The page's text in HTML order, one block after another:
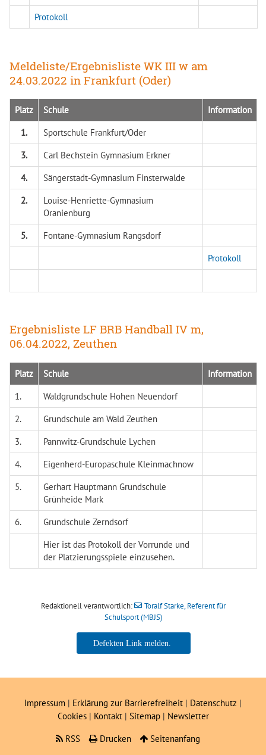
Protokoll
Meldeliste/Ergebnisliste WK III w am
24.03.2022 in Frankfurt (Oder)
Platz Schule
Information
1.
Sportschule Frankfurt/Oder
3.
Carl Bechstein Gymnasium Erkner
4.
Sängerstadt-Gymnasium Finsterwalde
2.
Louise-Henriette-Gymnasium
Oranienburg
5.
Fontane-Gymnasium Rangsdorf
Protokoll
Ergebnisliste LF BRB Handball IV m,
06.04.2022, Zeuthen
Platz Schule
Information
1.
Waldgrundschule Hohen Neuendorf
2.
Grundschule am Wald Zeuthen
3.
Pannwitz-Grundschule Lychen
4.
Eigenherd-Europaschule Kleinmachnow
5.
Gerhart Hauptmann Grundschule
Grünheide Mark
6.
Grundschule Zerndsorf
Hier ist das Protokoll der Vorrunde und
der Platzierungsspiele einzusehen.
Redaktionell verantwortlich:
Toralf Starke, Referent für
Schulsport (MBJS)
Toralf Starke, Referent für
Impressum | Erklärung zur Barrierefreiheit | Datenschutz |
Cookies| Kontakt | Sitemap| Newsletter
RSS
Drucken Seitenanfang